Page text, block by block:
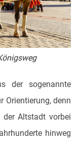
der sogenannte
Orientierung, denn
Altstadt vorbei
hinweg